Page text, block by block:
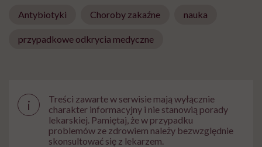
Antybiotyki Choroby zakaźne nauka
przypadkowe odkrycia medyczne
i
Treści zawarte w serwisie mają wyłącznie
charakter informacyjny i nie stanowią porady
lekarskiej. Pamiętaj, że w przypadku
problemów ze zdrowiem należy bezwzględnie
skonsultować się z lekarzem.